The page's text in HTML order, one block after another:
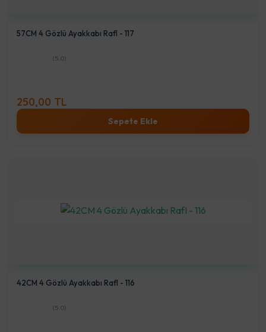
57CM 4 Gözlü Ayakkabı RafI - 117
(5.0)
250,00 TL
Sepete Ekle
42CM 4 Gözlü Ayakkabı RafI - 116
(5.0)